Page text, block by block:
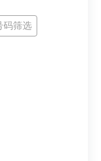
码筛选